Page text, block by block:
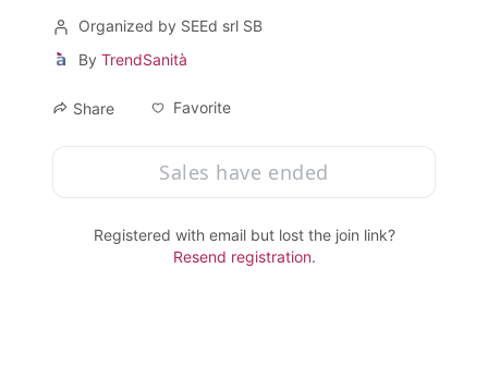
Organized by SEEd srl SB
By TrendSanità
Share Favorite
Sales have ended
Registered with email but lost the join link?
Resend registration.